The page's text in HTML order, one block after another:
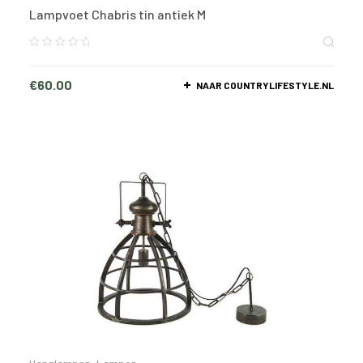
Lampvoet Chabris tin antiek M
€60.00 NAAR COUNTRYLIFESTYLE.NL